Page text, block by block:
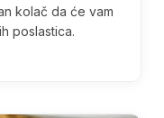
kolač da će vam
poslastica.